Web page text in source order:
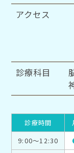
アクセス
診療科目
診療時間
9:00～12:30